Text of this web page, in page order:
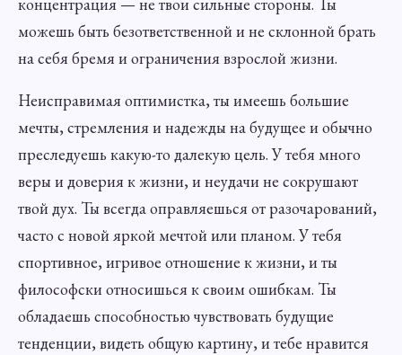
концентрация — не твои сильные стороны. Ты
можешь быть безответственной и не склонной брать
на себя бремя и ограничения взрослой жизни.
Неисправимая оптимистка, ты имеешь большие
мечты, стремления и надежды на будущее и обычно
преследуешь какую-то далекую цель. У тебя много
веры и доверия к жизни, и неудачи не сокрушают
твой дух. Ты всегда оправляешься от разочарований,
часто с новой яркой мечтой или планом. У тебя
спортивное, игривое отношение к жизни, и ты
философски относишься к своим ошибкам. Ты
обладаешь способностью чувствовать будущие
тенденции, видеть общую картину, и тебе нравится